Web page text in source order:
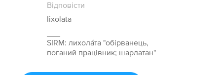
Відповісти
lixolata
SIRM: лихола́та "обірванець,
поганий працівник; шарлатан"